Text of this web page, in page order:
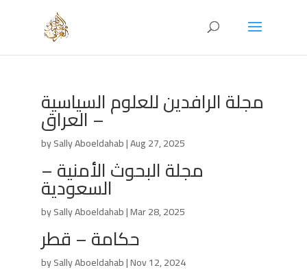
مجلة الرافدين للعلوم السياسية
– العراق
bySally Aboeldahab|Aug 27, 2025
مجلة البحوث الأمنية –
السعودية
bySally Aboeldahab|Mar 28, 2025
حكامة – قطر
bySally Aboeldahab|Nov 12, 2024